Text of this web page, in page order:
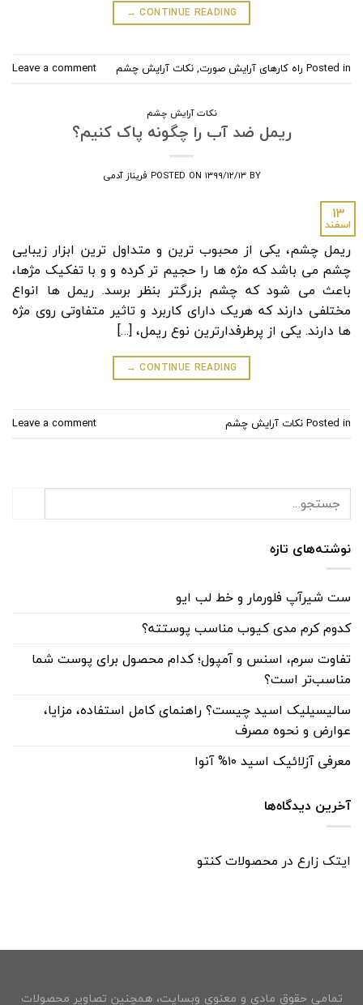
CONTINUE READING
→
Posted in راه کارهای آرایش صورت,نکات آرایش چشم Leave a comment
نکات آرایش چشم
ریمل ضد آب را چگونه پاک کنیم؟
POSTED ON ۱۳۹۹/۱۲/۱۳BY فریناز آدمی
۱۳
اسفند
ریمل چشم، یکی از محبوب ترین و متداول ترین ابزار زیبایی
چشم می باشد که مژه ها را حجیم تر کرده و و با تفکیک مژها،
باعث می شود که چشم بزرگتر بنظر برسد. ریمل ها انواع
مختلفی دارند که هریک دارای کاربرد و تاثیر متفاوتی روی مژه
ها دارند. یکی از پرطرفدارترین نوع ریمل، […]
CONTINUE READING
→
Posted inنکات آرایش چشم Leave a comment
نوشته‌های تازه
ست شیرآپ فلورمار و خط لب ایو
کدوم کرم مدی کیوب مناسب پوستته؟
تفاوت سرم، اسنس و آمپول؛ کدام محصول برای پوست شما
مناسب‌تر است؟
سالیسیلیک اسید چیست؟ راهنمای کامل استفاده، مزایا،
عوارض و نحوه مصرف
معرفی آزلائیک اسید ۱۰% آنوا
آخرین دیدگاه‌ها
ایتک زارع در محصولات کنتو
تمامی حقوق مادی و معنوی وبسایت، همچنین تصاویر محصولات